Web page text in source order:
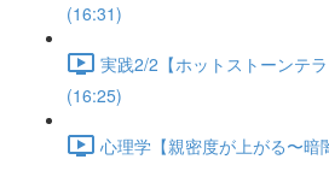
(16:31)
実践2/2【ホットストーンテ
(16:25)
心理学【親密度が上がる〜暗